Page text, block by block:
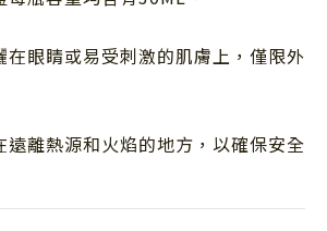
在眼睛或易受刺激的肌膚上，僅限外
遠離熱源和火焰的地方，以確保安全